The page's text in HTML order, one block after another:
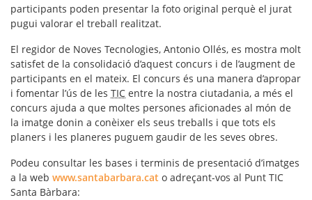
participants poden presentar la foto original perquè el jurat
pugui valorar el treball realitzat.
El regidor de Noves Tecnologies, Antonio Ollés, es mostra molt
satisfet de la consolidació d’aquest concurs i de l’augment de
participants en el mateix. El concurs és una manera d’apropar
i fomentar l’ús de les TIC entre la nostra ciutadania, a més el
concurs ajuda a que moltes persones aficionades al món de
la imatge donin a conèixer els seus treballs i que tots els
planers i les planeres puguem gaudir de les seves obres.
Podeu consultar les bases i terminis de presentació d’imatges
a la web www.santabarbara.cat o adreçant-vos al Punt TIC
Santa Bàrbara: